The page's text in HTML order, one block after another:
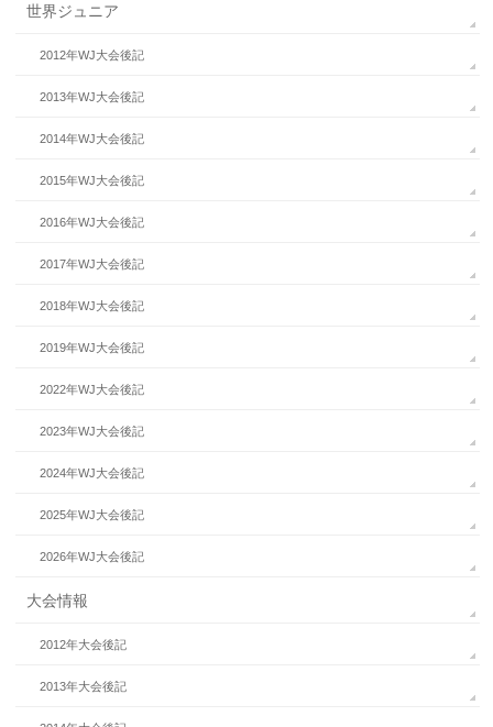
世界ジュニア
2012年WJ大会後記
2013年WJ大会後記
2014年WJ大会後記
2015年WJ大会後記
2016年WJ大会後記
2017年WJ大会後記
2018年WJ大会後記
2019年WJ大会後記
2022年WJ大会後記
2023年WJ大会後記
2024年WJ大会後記
2025年WJ大会後記
2026年WJ大会後記
大会情報
2012年大会後記
2013年大会後記